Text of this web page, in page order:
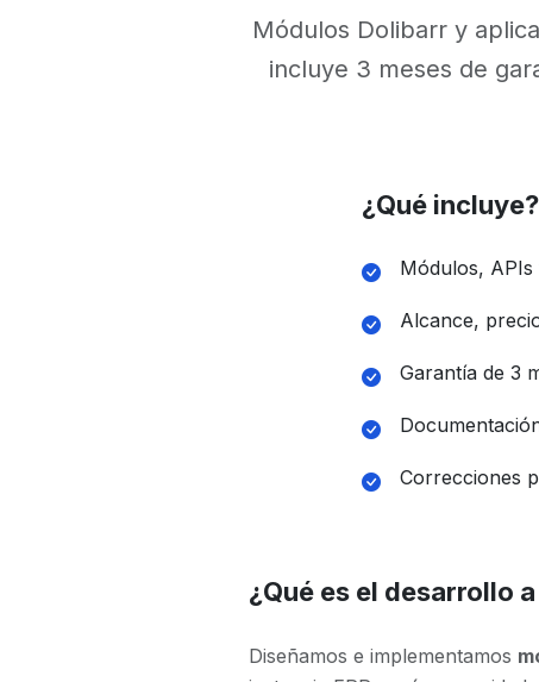
Módulos Dolibarr y
incluye 3 meses de
¿Qué incluye?
Módulos,
Alcance,
Garantía de 3
Correcciones
¿Qué es el desarrollo
Diseñamos e implementamos